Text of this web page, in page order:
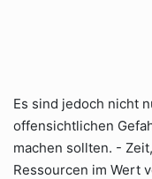
Es sind jedoch nicht
offensichtlichen
machen sollten. -
Ressourcen im Wert